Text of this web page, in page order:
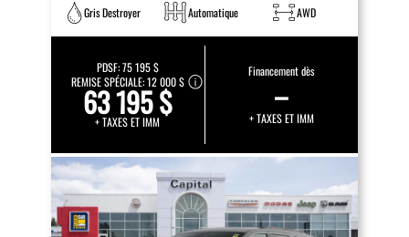
Gris Destroyer
Automatique AWD
PDSF:75 195 $
REMISE SPÉCIALE:12 000 $
63 195 $
+ TAXES ET IMM
Financement dès
–
+ TAXES ET IMM